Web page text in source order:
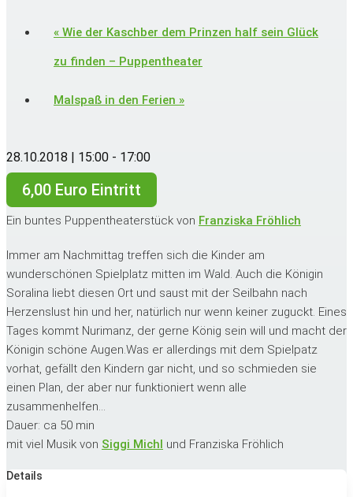
« Wie der Kaschber dem Prinzen half sein Glück
zu finden – Puppentheater
Malspaß in den Ferien »
28.10.2018 | 15:00 - 17:00
6,00 Euro Eintritt
Ein buntes Puppentheaterstück von Franziska Fröhlich
Immer am Nachmittag treffen sich die Kinder am
wunderschönen Spielplatz mitten im Wald. Auch die Königin
Soralina liebt diesen Ort und saust mit der Seilbahn nach
Herzenslust hin und her, natürlich nur wenn keiner zuguckt. Eines
Tages kommt Nurimanz, der gerne König sein will und macht der
Königin schöne Augen.Was er allerdings mit dem Spielpatz
vorhat, gefällt den Kindern gar nicht, und so schmieden sie
einen Plan, der aber nur funktioniert wenn alle
zusammenhelfen…
Dauer: ca 50 min
mit viel Musik von Siggi Michl und Franziska Fröhlich
Details